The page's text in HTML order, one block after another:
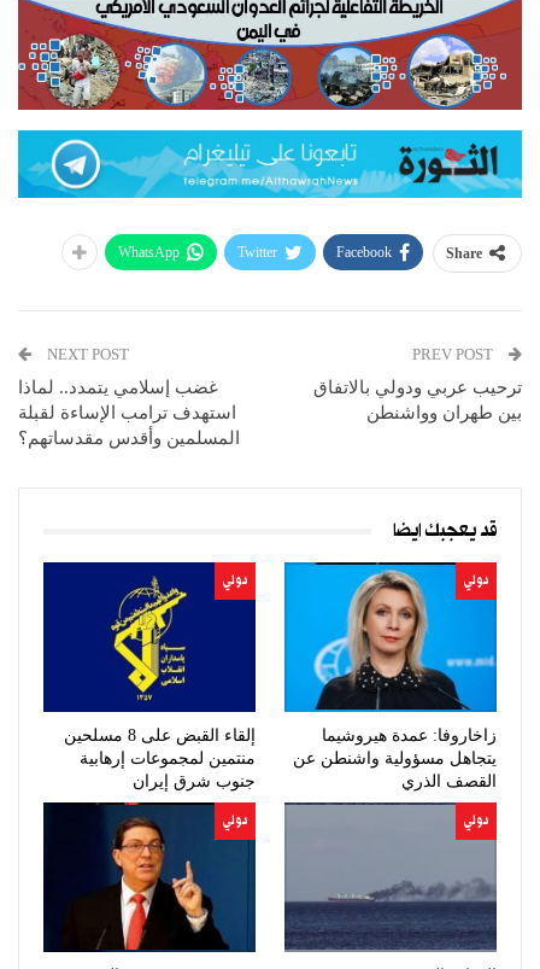
Share
Facebook
Twitter
WhatsApp
ترحيب عربي ودولي بالاتفاق
بين طهران وواشنطن
NEXT POST
غضب إسلامي يتمدد.. لماذا
استهدف ترامب الإساءة لقبلة
المسلمين وأقدس مقدساتهم؟
قد يعجبك ايضا
دولي
زاخاروفا: عمدة هيروشيما
يتجاهل مسؤولية واشنطن عن
القصف الذري
دولي
إلقاء القبض على 8 مسلحين
منتمين لمجموعات إرهابية
جنوب شرق إيران
دولي دولي